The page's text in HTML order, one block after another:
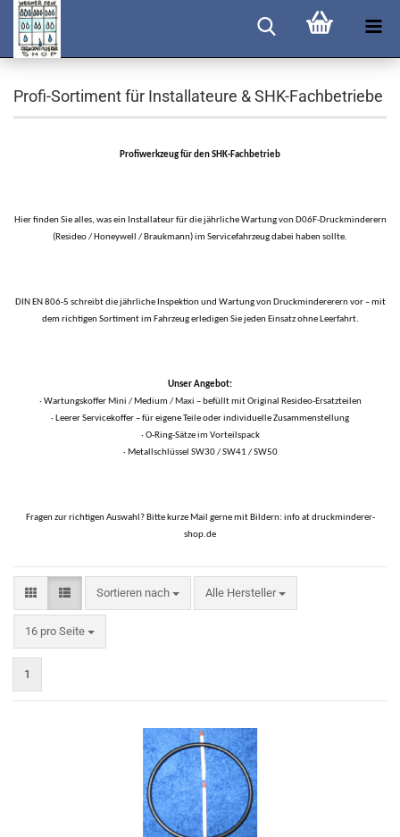
Profi-Sortiment für Installateure & SHK-Fachbetriebe
Profiwerkzeug für den SHK-Fachbetrieb
Hier finden Sie alles, was ein Installateur für die jährliche Wartung von D06F-Druckminderern
(Resideo / Honeywell / Braukmann) im Servicefahrzeug dabei haben sollte.
DIN EN 806-5 schreibt die jährliche Inspektion und Wartung von Druckmindererern vor – mit
dem richtigen Sortiment im Fahrzeug erledigen Sie jeden Einsatz ohne Leerfahrt.
Unser Angebot:
· Wartungskoffer Mini / Medium / Maxi – befüllt mit Original Resideo-Ersatzteilen
· Leerer Servicekoffer – für eigene Teile oder individuelle Zusammenstellung
· O-Ring-Sätze im Vorteilspack
· Metallschlüssel SW30 / SW41 / SW50
Fragen zur richtigen Auswahl? Bitte kurze Mail gerne mit Bildern: info at druckminderer-
shop.de
Sortieren nach
nach
Alle Hersteller
16 pro Seite
Seite
1